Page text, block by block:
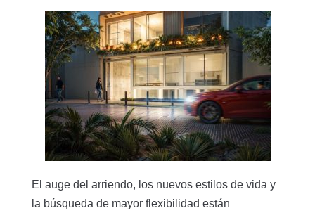
El auge del arriendo, los nuevos estilos de vida y
la búsqueda de mayor flexibilidad están